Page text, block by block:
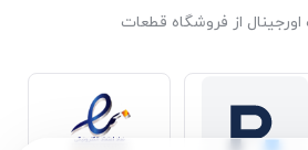
از فروشگاه قطعات